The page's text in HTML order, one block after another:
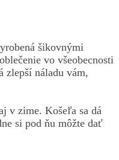
šikovnými
vo všeobecnosti
zlepší náladu vám,
v zime. Košeľa sa dá
si pod ňu môžte dať